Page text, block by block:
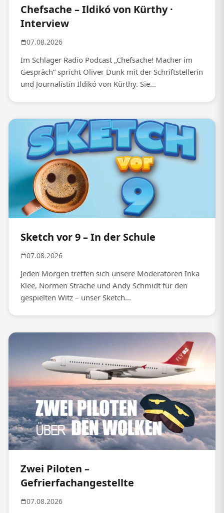
Chefsache – Ildikó von Kürthy ·
Interview
07.08.2026
Im Schlager Radio Podcast „Chefsache! Macher im
Gespräch“ spricht Oliver Dunk mit der Schriftstellerin
und Journalistin Ildikó von Kürthy. Sie...
Sketch vor 9 – In der Schule
07.08.2026
Jeden Morgen treffen sich unsere Moderatoren Inka
Klee, Normen Sträche und Andy Schmidt für den
gespielten Witz – unser Sketch...
Zwei Piloten –
Gefrierfachangestellte
07.08.2026